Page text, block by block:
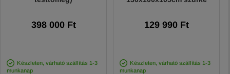
398 000 Ft
Készleten, várható szállítás 1-3
munkanap
129 990 Ft
Készleten, várható szállítás 1-3
munkanap